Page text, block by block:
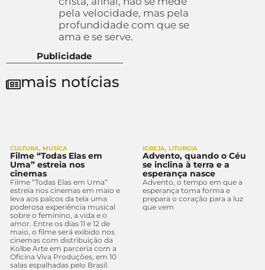
pela velocidade, mas pela
profundidade com que se
ama e se serve.
Publicidade
mais notícias
CULTURA, MÚSICA
Filme “Todas Elas em
Uma” estreia nos
cinemas
Filme “Todas Elas em Uma”
estreia nos cinemas em maio e
leva aos palcos da tela uma
poderosa experiência musical
sobre o feminino, a vida e o
amor. Entre os dias 11 e 12 de
maio, o filme será exibido nos
cinemas com distribuição da
Kolbe Arte em parceria com a
Oficina Viva Produções, em 10
salas espalhadas pelo Brasil.
IGREJA, LITURGIA
Advento, quando o Céu
se inclina à terra e a
esperança nasce
Advento, o tempo em que a
esperança toma forma e
prepara o coração para a luz
que vem